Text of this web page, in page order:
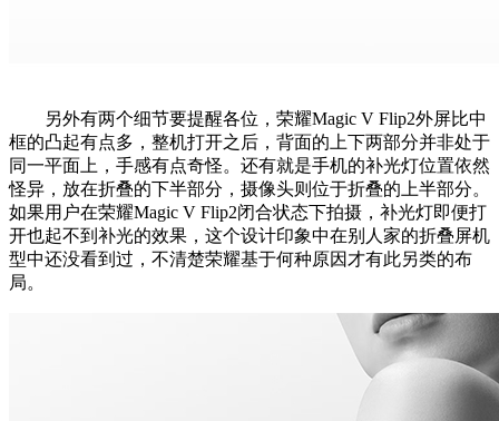
另外有两个细节要提醒各位，荣耀Magic V Flip2外屏比中
框的凸起有点多，整机打开之后，背面的上下两部分并非处于
同一平面上，手感有点奇怪。还有就是手机的补光灯位置依然
怪异，放在折叠的下半部分，摄像头则位于折叠的上半部分。
如果用户在荣耀Magic V Flip2闭合状态下拍摄，补光灯即便打
开也起不到补光的效果，这个设计印象中在别人家的折叠屏机
型中还没看到过，不清楚荣耀基于何种原因才有此另类的布
局。